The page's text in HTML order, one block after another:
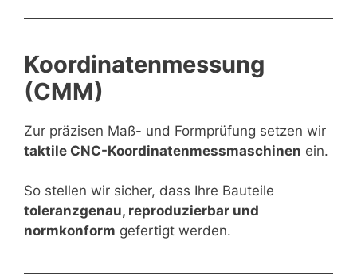
Koordinatenmessung
(CMM)
Zur präzisen Maß- und Formprüfung setzen wir
taktile CNC-Koordinatenmessmaschinen ein.
So stellen wir sicher, dass Ihre Bauteile
toleranzgenau, reproduzierbar und
normkonform gefertigt werden.